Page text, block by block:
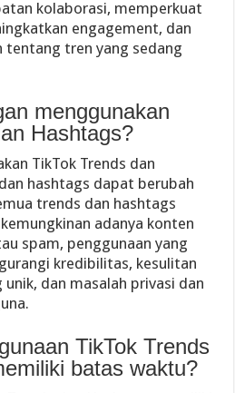
kolaborasi, memperkuat
engagement, dan
tentang tren yang sedang
menggunakan
Hashtags?
TikTok Trends dan
hashtags dapat berubah
trends dan hashtags
adanya konten
spam, penggunaan yang
kredibilitas, kesulitan
dan masalah privasi dan
TikTok Trends
batas waktu?